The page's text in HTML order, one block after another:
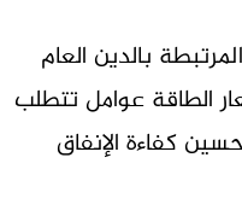
بالدين العام
الطاقة عوامل تتطلب
كفاءة الإنفاق